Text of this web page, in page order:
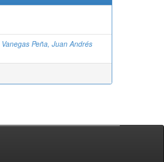
Vanegas Peña, Juan Andrés